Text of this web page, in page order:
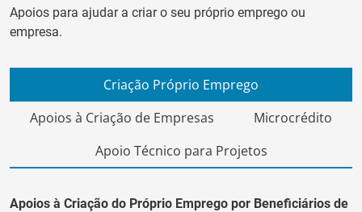
Apoios para ajudar a criar o seu próprio emprego ou
empresa.
Criação Próprio Emprego
Apoios à Criação de Empresas
Microcrédito
Apoio Técnico para Projetos
Apoios à Criação do Próprio Emprego por Beneficiários de